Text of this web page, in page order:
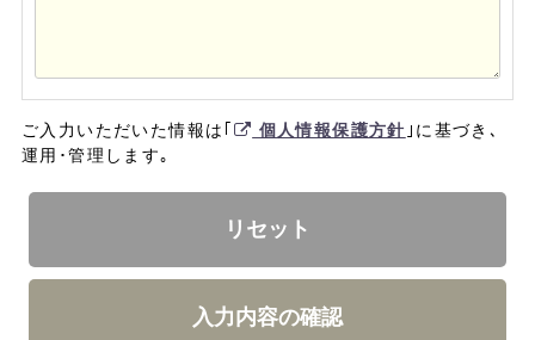
ご入力いただいた情報は｢ 個人情報保護方針 ｣に基づき､
運用･管理します｡